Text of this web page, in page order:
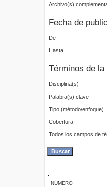
Archivo(s)
Fecha de
De
Hasta
Términos de la
Disciplina(s)
Palabra(s) clave
Tipo (método/enfoque)
Cobertura
Todos los campos de
NÚMERO